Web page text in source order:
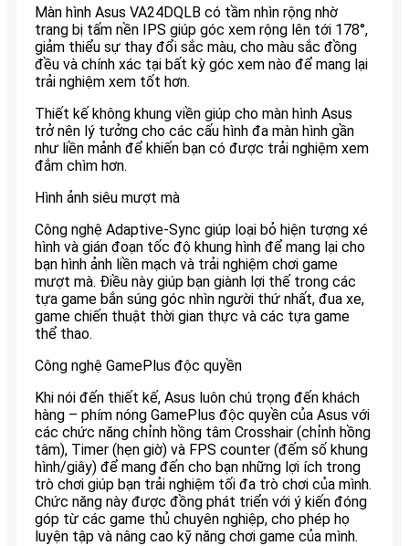
Màn hình Asus VA24DQLB có tầm nhìn rộng nhờ
trang bị tấm nền IPS giúp góc xem rộng lên tới 178°,
giảm thiểu sự thay đổi sắc màu, cho màu sắc đồng
đều và chính xác tại bất kỳ góc xem nào để mang lại
trải nghiệm xem tốt hơn.
Thiết kế không khung viền giúp cho màn hình Asus
trở nên lý tưởng cho các cấu hình đa màn hình gần
như liền mảnh để khiến bạn có được trải nghiệm xem
đắm chìm hơn.
Hình ảnh siêu mượt mà
Công nghệ Adaptive-Sync giúp loại bỏ hiện tượng xé
hình và gián đoạn tốc độ khung hình để mang lại cho
bạn hình ảnh liền mạch và trải nghiệm chơi game
mượt mà. Điều này giúp bạn giành lợi thế trong các
tựa game bắn súng góc nhìn người thứ nhất, đua xe,
game chiến thuật thời gian thực và các tựa game
thể thao.
Công nghệ GamePlus độc quyền
Khi nói đến thiết kế, Asus luôn chú trọng đến khách
hàng – phím nóng GamePlus độc quyền của Asus với
các chức năng chỉnh hồng tâm Crosshair (chỉnh hồng
tâm), Timer (hẹn giờ) và FPS counter (đếm số khung
hình/giây) để mang đến cho bạn những lợi ích trong
trò chơi giúp bạn trải nghiệm tối đa trò chơi của mình.
Chức năng này được đồng phát triển với ý kiến đóng
góp từ các game thủ chuyên nghiệp, cho phép họ
luyện tập và nâng cao kỹ năng chơi game của mình.